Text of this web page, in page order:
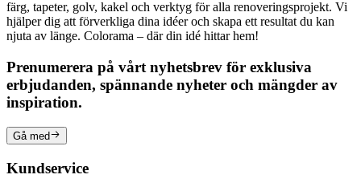
färg, tapeter, golv, kakel och verktyg för alla renoveringsprojekt. Vi
hjälper dig att förverkliga dina idéer och skapa ett resultat du kan
njuta av länge. Colorama – där din idé hittar hem!
Prenumerera på vårt nyhetsbrev för exklusiva
erbjudanden, spännande nyheter och mängder av
inspiration.
Gå med
Kundservice